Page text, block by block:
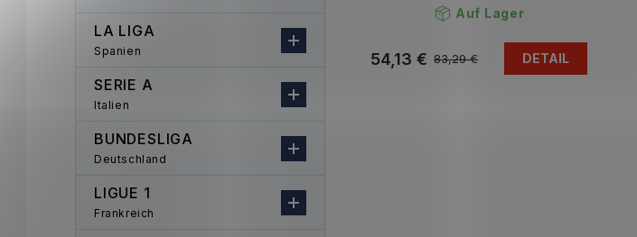
LA LIGA
Spanien
SERIE A
Italien
BUNDESLIGA
Deutschland
LIGUE 1
Frankreich
Auf Lager
83,29 €
54,13 € DETAIL